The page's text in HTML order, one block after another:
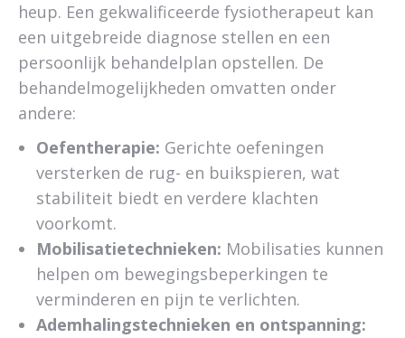
heup. Een gekwalificeerde fysiotherapeut kan
een uitgebreide diagnose stellen en een
persoonlijk behandelplan opstellen. De
behandelmogelijkheden omvatten onder
andere:
Oefentherapie: Gerichte oefeningen
versterken de rug- en buikspieren, wat
stabiliteit biedt en verdere klachten
voorkomt.
Mobilisatietechnieken: Mobilisaties kunnen
helpen om bewegingsbeperkingen te
verminderen en pijn te verlichten.
Ademhalingstechnieken en ontspanning: